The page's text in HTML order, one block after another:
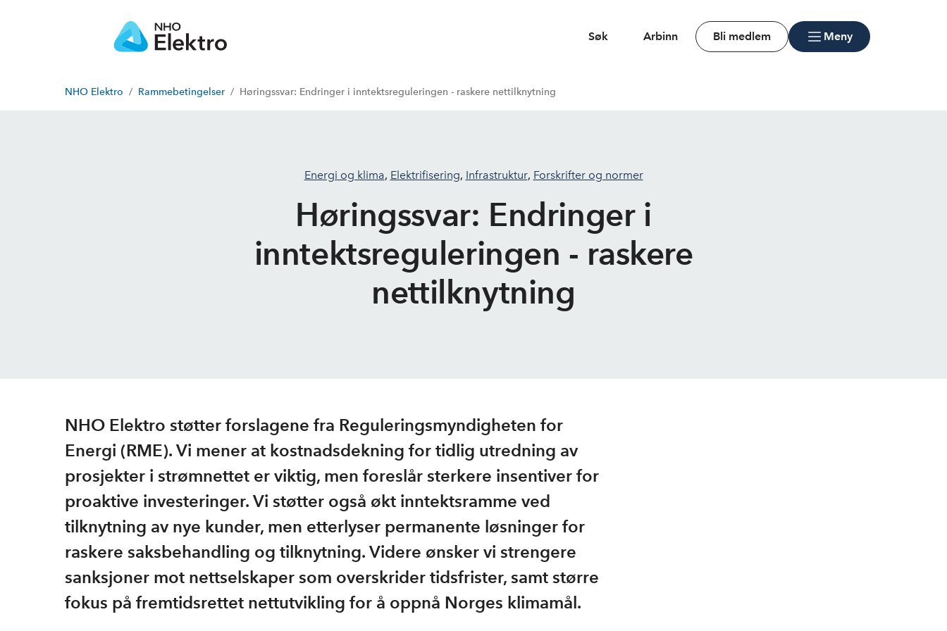
Søk Arbinn Bli medlem Meny
NHO Elektro Rammebetingelser Høringssvar: Endringer i inntektsreguleringen - raskere nettilknytning
Energi og klima, Elektrifisering, Infrastruktur, Forskrifter og normer
Høringssvar: Endringer i
inntektsreguleringen - raskere
nettilknytning
NHO Elektro støtter forslagene fra Reguleringsmyndigheten for
Energi (RME). Vi mener at kostnadsdekning for tidlig utredning av
prosjekter i strømnettet er viktig, men foreslår sterkere insentiver for
proaktive investeringer. Vi støtter også økt inntektsramme ved
tilknytning av nye kunder, men etterlyser permanente løsninger for
raskere saksbehandling og tilknytning. Videre ønsker vi strengere
sanksjoner mot nettselskaper som overskrider tidsfrister, samt større
fokus på fremtidsrettet nettutvikling for å oppnå Norges klimamål.